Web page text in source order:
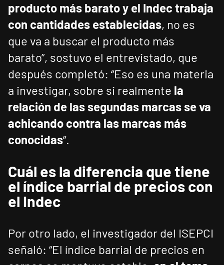
producto más barato y el Indec trabaja
con cantidades establecidas, no es
que va a buscar el producto más
barato”, sostuvo el entrevistado, que
después completó: “Eso es una materia
a investigar, sobre si realmente la
relación de las segundas marcas se va
achicando contra las marcas más
conocidas”.
Cuál es la diferencia que tiene
el índice barrial de precios con
el Indec
Por otro lado, el investigador del ISEPCI
señaló: “El índice barrial de precios en